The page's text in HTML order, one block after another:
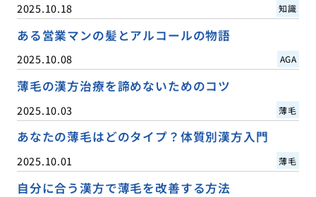
2025.10.18 知識
ある営業マンの髪とアルコールの物語
2025.10.08 AGA
薄毛の漢方治療を諦めないためのコツ
2025.10.03 薄毛
あなたの薄毛はどのタイプ？体質別漢方入門
2025.10.01 薄毛
自分に合う漢方で薄毛を改善する方法